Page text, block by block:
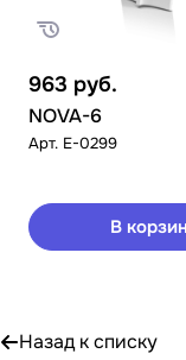
963 руб.
NOVA-6
Арт. E-0299
В
Назад к списку